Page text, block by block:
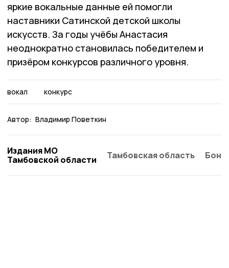
яркие вокальные данные ей помогли
наставники Сатинской детской школы
искусств. За годы учёбы Анастасия
неоднократно становилась победителем и
призёром конкурсов различного уровня.
вокал конкурс
Автор: Владимир Поветкин
Издания МО
Тамбовской области
Тамбовская область